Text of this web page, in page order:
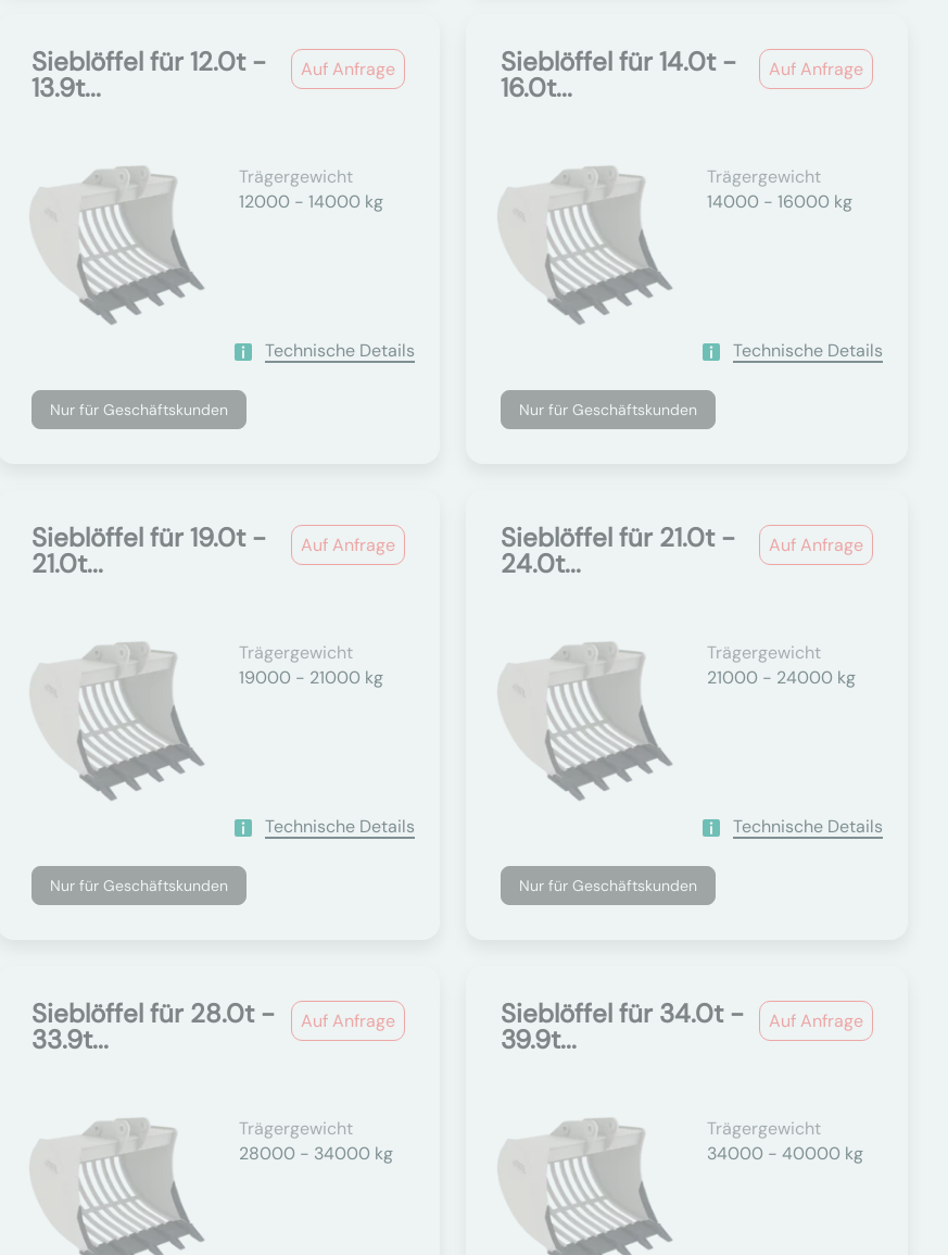
Auf Anfrage
Sieblöffel für 12.0t -
13.9t...
Trägergewicht
12000 - 14000 kg
Technische Details
Nur für Geschäftskunden
Auf Anfrage
Sieblöffel für 14.0t -
16.0t...
Trägergewicht
14000 - 16000 kg
Technische Details
Nur für Geschäftskunden
Auf Anfrage
Sieblöffel für 19.0t -
21.0t...
Trägergewicht
19000 - 21000 kg
Technische Details
Nur für Geschäftskunden
Auf Anfrage
Sieblöffel für 21.0t -
24.0t...
Trägergewicht
21000 - 24000 kg
Technische Details
Nur für Geschäftskunden
Auf Anfrage
Sieblöffel für 28.0t -
33.9t...
Trägergewicht
28000 - 34000 kg
Auf Anfrage
Sieblöffel für 34.0t -
39.9t...
Trägergewicht
34000 - 40000 kg